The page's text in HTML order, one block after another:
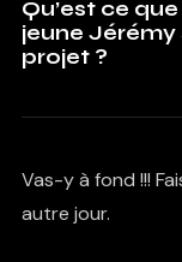
Qu’est ce
jeune
projet ?
Vas-y à fond !!!
autre jour.